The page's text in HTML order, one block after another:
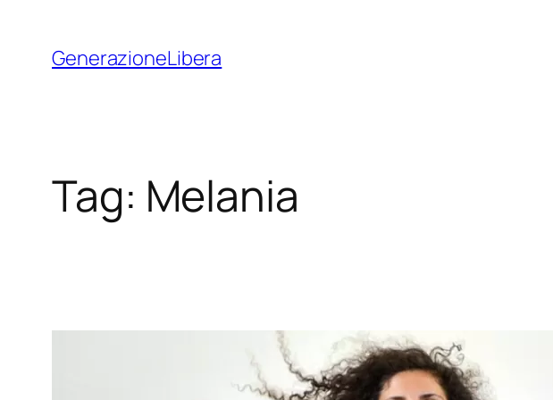
contenuto
GenerazioneLibera
Tag: Melania